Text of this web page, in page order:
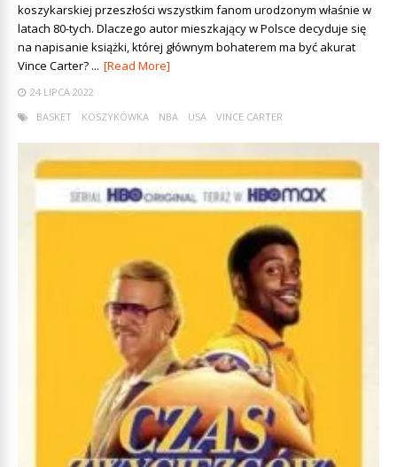
koszykarskiej przeszłości wszystkim fanom urodzonym właśnie w
latach 80-tych. Dlaczego autor mieszkający w Polsce decyduje się
na napisanie książki, której głównym bohaterem ma być akurat
Vince Carter? ... [Read More]
24 LIPCA 2022
BASKET
KOSZYKÓWKA NBA USA VINCE CARTER